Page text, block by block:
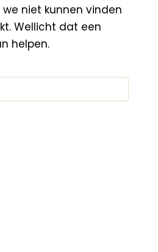
niet kunnen vinden
Wellicht dat een
helpen.